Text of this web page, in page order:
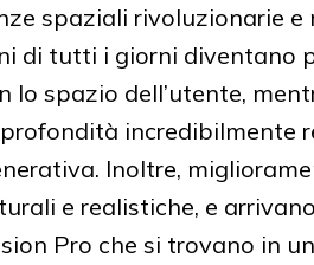
spaziali rivoluzionarie e
di tutti i giorni diventano
spazio dell’utente,
incredibilmente
Inoltre,
e realistiche, e
Pro che si trovano in